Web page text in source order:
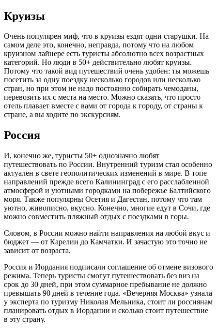
Круизы
Очень популярен миф, что в круизы ездят одни старушки. На
самом деле это, конечно, неправда, потому что на любом
круизном лайнере есть туристы абсолютно всех возрастных
категорий. Но люди в 50+ действительно любят круизы.
Потому что такой вид путешествий очень удобен: ты можешь
посетить за одну поездку несколько городов или несколько
стран, но при этом не надо постоянно собирать чемоданы,
перевозить их с места на место. Можно сказать, что просто
отель плавает вместе с вами от города к городу, от страны к
стране, а вы ходите по экскурсиям.
Россия
И, конечно же, туристы 50+ однозначно любят
путешествовать по России. Внутренний туризм стал особенно
актуален в свете геополитических изменений в мире. В топе
направлений прежде всего Калининград с его расслабленной
атмосферой и уютными городками на побережье Балтийского
моря. Также популярны Осетия и Дагестан, потому что там
уютно, живописно, вкусно. Конечно, многие едут в Сочи, где
можно совместить пляжный отдых с поездками в горы.
Словом, в России можно найти направления на любой вкус и
бюджет — от Карелии до Камчатки. И зачастую это точно не
зависит от возраста.
Россия и Иордания подписали соглашение об отмене визового
режима. Теперь туристы смогут путешествовать без виз на
срок до 30 дней, при этом суммарное пребывание не должно
превышать 90 дней в течение года. «Вечерняя Москва» узнала
у эксперта по туризму Николая Мельника, стоит ли россиянам
планировать отдых в Иордании и сколько стоит путешествие
в эту страну.